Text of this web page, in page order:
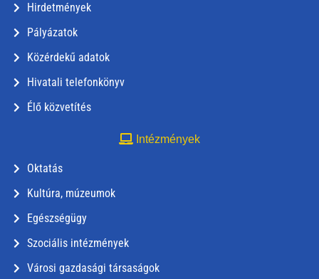
Hirdetmények
Pályázatok
Közérdekű adatok
Hivatali telefonkönyv
Élő közvetítés
Intézmények
Oktatás
Kultúra, múzeumok
Egészségügy
Szociális intézmények
Városi gazdasági társaságok